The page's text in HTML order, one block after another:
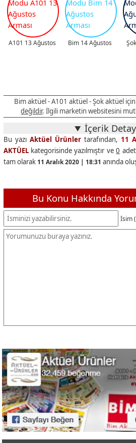
A101 13 Ağustos Bim 14 Ağustos
Bim aktüel - A101 aktüel - Şok aktüel
değildir. İlgili marketin websitesini
İçerik
Bu yazı Aktüel Ürünlertarafından, 11
AKTÜELkategorisinde yazılmıştır ve0
tam olarak 11 Aralık 2020 | 18:31 anında
Bu Konu Hakkında
İsim